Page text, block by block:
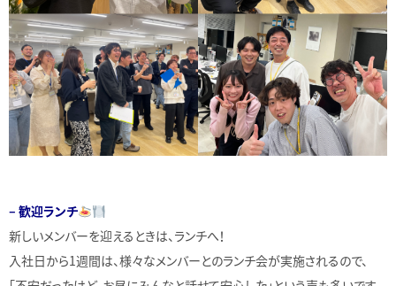
– 歓迎ランチ
新しいメンバーを迎えるときは、ランチへ！
入社日から1週間は、様々なメンバーとのランチ会が実施されるので、